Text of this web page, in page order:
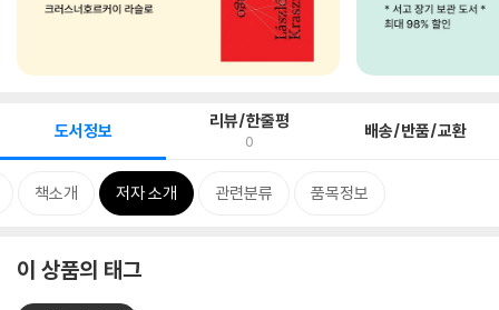
도서정보 리뷰/한줄평
0 배송/반품/교환
책소개 저자 소개 관련분류 품목정보
이 상품의 태그